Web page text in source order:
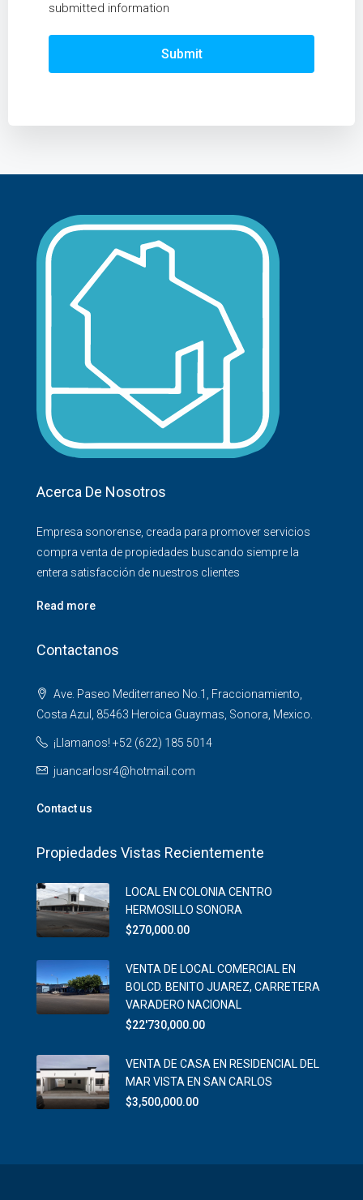
submitted information
Submit
Acerca De Nosotros
Empresa sonorense, creada para promover servicios
compra venta de propiedades buscando siempre la
entera satisfacción de nuestros clientes
Read more
Contactanos
Ave. Paseo Mediterraneo No.1, Fraccionamiento,
Costa Azul, 85463 Heroica Guaymas, Sonora, Mexico.
¡Llamanos! +52 (622) 185 5014
juancarlosr4@hotmail.com
Contact us
Propiedades Vistas Recientemente
LOCAL EN COLONIA CENTRO
HERMOSILLO SONORA
$270,000.00
VENTA DE LOCAL COMERCIAL EN
BOLCD. BENITO JUAREZ, CARRETERA
VARADERO NACIONAL
$22'730,000.00
VENTA DE CASA EN RESIDENCIAL DEL
MAR VISTA EN SAN CARLOS
$3,500,000.00